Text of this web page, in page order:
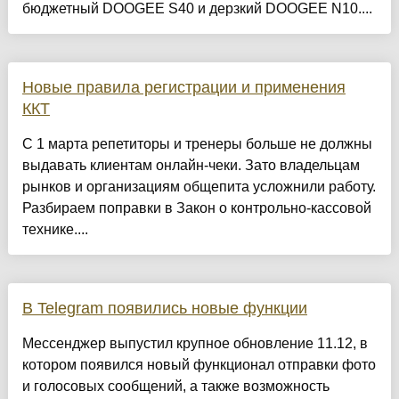
бюджетный DOOGEE S40 и дерзкий DOOGEE N10....
Новые правила регистрации и применения
ККТ
С 1 марта репетиторы и тренеры больше не должны
выдавать клиентам онлайн-чеки. Зато владельцам
рынков и организациям общепита усложнили работу.
Разбираем поправки в Закон о контрольно-кассовой
технике....
В Telegram появились новые функции
Мессенджер выпустил крупное обновление 11.12, в
котором появился новый функционал отправки фото
и голосовых сообщений, а также возможность